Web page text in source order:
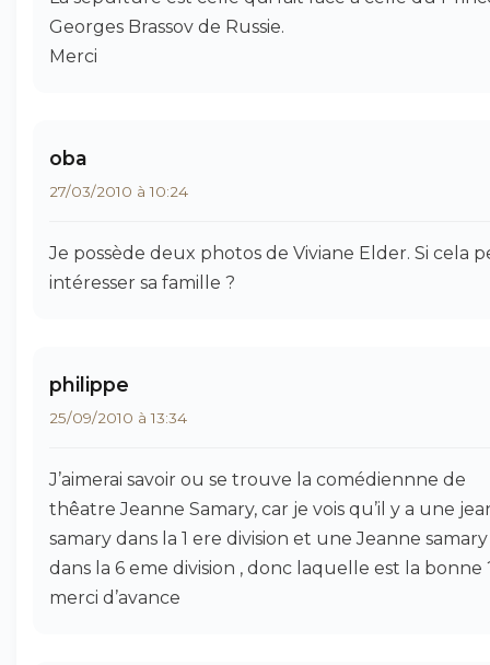
Georges Brassov de Russie.
Merci
oba
27/03/2010 à 10:24
Je possède deux photos de Viviane Elder. Si cela
intéresser sa famille ?
philippe
25/09/2010 à 13:34
J’aimerai savoir ou se trouve la comédiennne de
thêatre Jeanne Samary, car je vois qu’il y a une
samary dans la 1 ere division et une Jeanne samary
dans la 6 eme division , donc laquelle est la bonne
merci d’avance